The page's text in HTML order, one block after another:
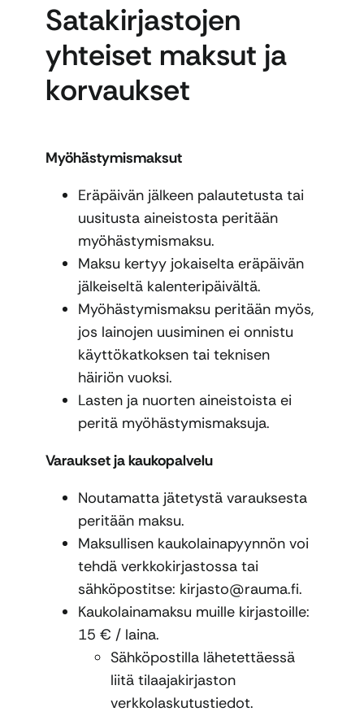
Satakirjastojen
yhteiset maksut ja
korvaukset
Myöhästymismaksut
Eräpäivän jälkeen palautetusta tai
uusitusta aineistosta peritään
myöhästymismaksu.
Maksu kertyy jokaiselta eräpäivän
jälkeiseltä kalenteripäivältä.
Myöhästymismaksu peritään myös,
jos lainojen uusiminen ei onnistu
käyttökatkoksen tai teknisen
häiriön vuoksi.
Lasten ja nuorten aineistoista ei
peritä myöhästymismaksuja.
Varaukset ja kaukopalvelu
Noutamatta jätetystä varauksesta
peritään maksu.
Maksullisen kaukolainapyynnön voi
tehdä verkkokirjastossa tai
sähköpostitse: kirjasto@rauma.fi.
Kaukolainamaksu muille kirjastoille:
15 € / laina.
Sähköpostilla lähetettäessä
liitä tilaajakirjaston
verkkolaskutustiedot.